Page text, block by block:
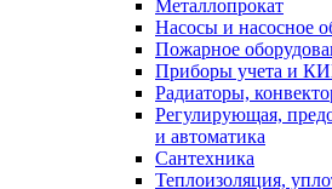
Металлопрокат
Насосы и насосное
Пожарное
Приборы учета и
Радиаторы,
Регулирующая,
и автоматика
Сантехника
Теплоизоляция,